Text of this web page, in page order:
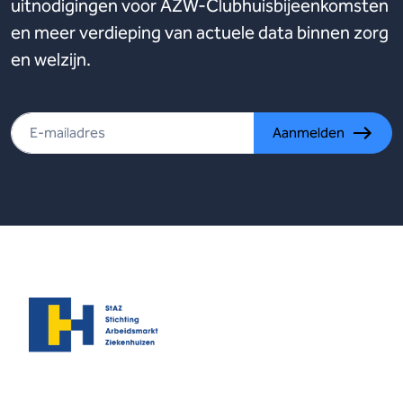
uitnodigingen voor AZW-Clubhuisbijeenkomsten
en meer verdieping van actuele data binnen zorg
en welzijn.
Aanmelden